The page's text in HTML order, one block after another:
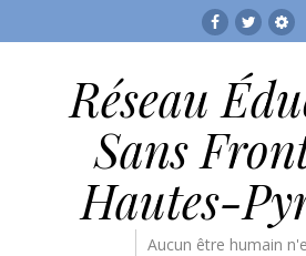
Facebook
Twitter
Réseau
Sans
Hautes-
Aucun être humain